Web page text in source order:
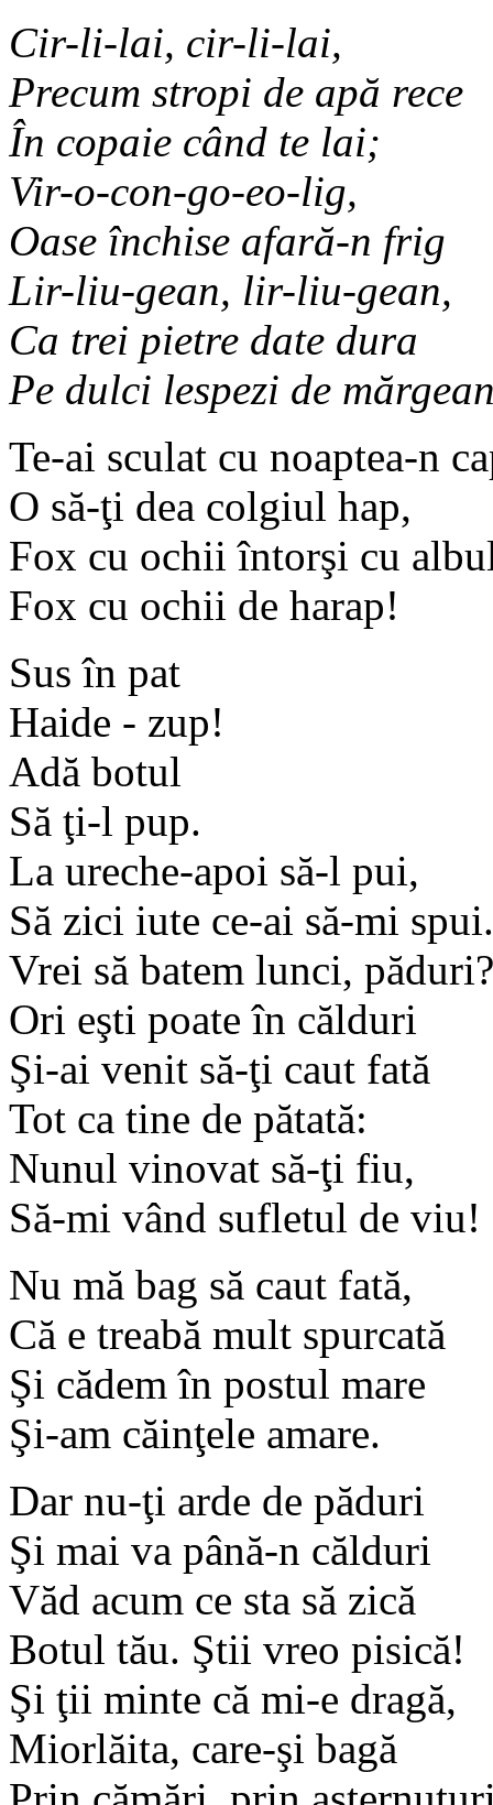
Cir-li-lai, cir-li-lai,
Precum stropi de apă rece
În copaie când te lai;
Vir-o-con-go-eo-lig,
Oase închise afară-n frig
Lir-liu-gean, lir-liu-gean,
Ca trei pietre date dura
Pe dulci lespezi de
Te-ai sculat cu noaptea-n
O să-ţi dea colgiul hap,
Fox cu ochii întorşi cu
Fox cu ochii de harap!
Sus în pat
Haide - zup!
Adă botul
Să ţi-l pup.
La ureche-apoi să-l pui,
Să zici iute ce-ai să-mi spui.
Vrei să batem lunci, păduri?
Ori eşti poate în călduri
Şi-ai venit să-ţi caut fată
Tot ca tine de pătată:
Nunul vinovat să-ţi fiu,
Să-mi vând sufletul de viu!
Nu mă bag să caut fată,
Că e treabă mult spurcată
Şi cădem în postul mare
Şi-am căinţele amare.
Dar nu-ţi arde de păduri
Şi mai va până-n călduri
Văd acum ce sta să zică
Botul tău. Ştii vreo pisică!
Şi ţii minte că mi-e dragă,
Miorlăita, care-şi bagă